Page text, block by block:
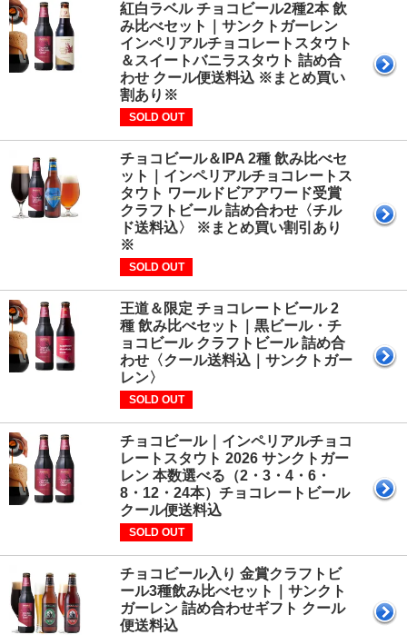
紅白ラベル チョコビール2種2本 飲
み比べセット｜サンクトガーレン
インペリアルチョコレートスタウト
＆スイートバニラスタウト 詰め合
わせ クール便送料込 ※まとめ買い
割あり※
SOLD OUT
チョコビール＆IPA 2種 飲み比べセ
ット｜インペリアルチョコレートス
タウト ワールドビアアワード受賞
クラフトビール 詰め合わせ〈チル
ド送料込〉 ※まとめ買い割引あり
※
SOLD OUT
王道＆限定 チョコレートビール 2
種 飲み比べセット｜黒ビール・チ
ョコビール クラフトビール 詰め合
わせ〈クール送料込｜サンクトガー
レン〉
SOLD OUT
チョコビール｜インペリアルチョコ
レートスタウト 2026 サンクトガー
レン 本数選べる（2・3・4・6・
8・12・24本）チョコレートビール
クール便送料込
SOLD OUT
チョコビール入り 金賞クラフトビ
ール3種飲み比べセット｜サンクト
ガーレン 詰め合わせギフト クール
便送料込